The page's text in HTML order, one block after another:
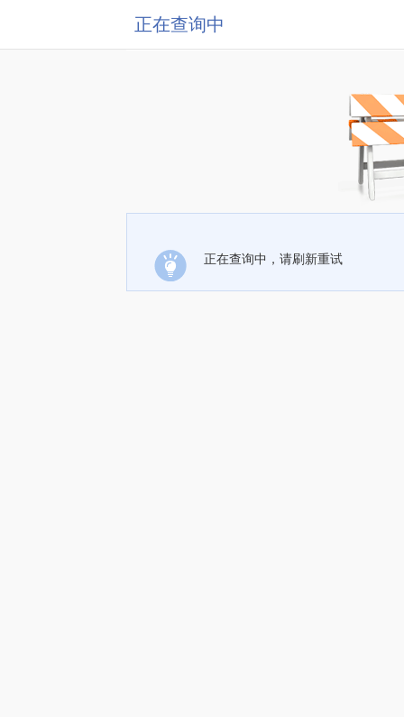
正在查询中
正在查询中，请刷新重试